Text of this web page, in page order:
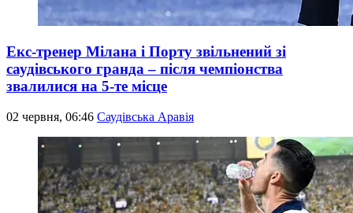
Екс-тренер Мілана і Порту звільнений зі
саудівського гранда – після чемпіонства
звалилися на 5-те місце
02 червня, 06:46 Саудівська Аравія